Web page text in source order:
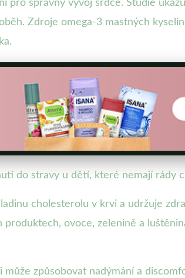
pro správný vývoj srdce. Studie
Zdroje omega-3 mastných
do stravy u dětí, které nemají rády
cholesterolu v krvi a udržuje
ovoce, zelenině a
způsobovat nadýmání a